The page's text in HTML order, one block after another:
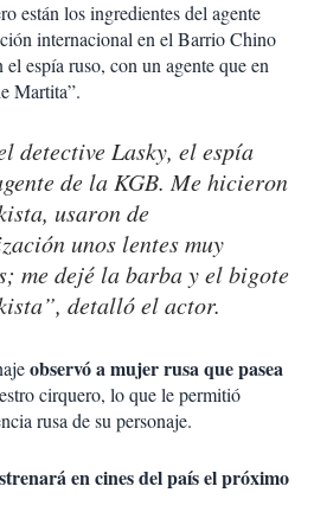
están los ingredientes del agente
internacional en el Barrio Chino
espía ruso, con un agente que en
Martita”.
detective Lasky, el espía
de la KGB. Me hicieron
usaron de
unos lentes muy
me dejé la barba y el bigote
detalló el actor.
observó a mujer rusa que pasea
cirquero, lo que le permitió
rusa de su personaje.
en cines del país el próximo